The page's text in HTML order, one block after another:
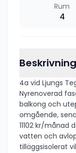
Rum
4
Beskrivning
4a vid Ljungs
Nyrenoverad
balkong och
omgående,
11102 kr/månad
vatten och
tilläggsisolerat